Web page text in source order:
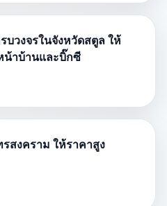
วงจรในจังหวัดสตูล ให้
น้าบ้านและบิ๊กซี
สงคราม ให้ราคาสูง